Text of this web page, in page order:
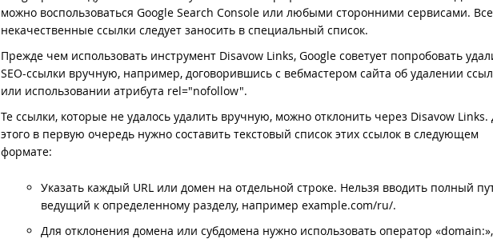
можно воспользоваться Google Search Console или любыми сторонними сервисами. Все
некачественные ссылки следует заносить в специальный список.
Прежде чем использовать инструмент Disavow Links, Google советует попробовать
SEO-ссылки вручную, например, договорившись с вебмастером сайта об удалении
или использовании атрибута rel="nofollow".
Те ссылки, которые не удалось удалить вручную, можно отклонить через Disavow Links.
этого в первую очередь нужно составить текстовый список этих ссылок в следующем
формате:
Указать каждый URL или домен на отдельной строке. Нельзя вводить полный
ведущий к определенному разделу, например example.com/ru/.
Для отклонения домена или субдомена нужно использовать оператор «domain:»,